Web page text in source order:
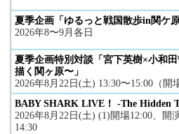
夏季企画「ゆるっと戦国散歩in関ケ原
2026年8〜9月各日
夏季企画特別対談「宮下英樹×小和
描く関ヶ原〜」
2026年8月22日(土) 13:30〜15:00（開
BABY SHARK LIVE！ -The Hidden
2026年8月22日(土) (1)開場12:00、開
14:30